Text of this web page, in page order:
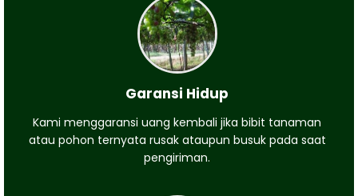
Garansi Hidup
Kami menggaransi uang kembali jika bibit tanaman
atau pohon ternyata rusak ataupun busuk pada saat
pengiriman.